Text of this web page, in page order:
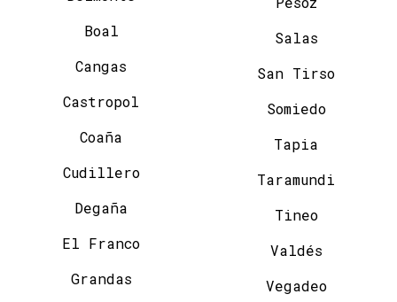
Boal
Cangas
Castropol
Coaña
Cudillero
Degaña
El Franco
Grandas
Salas
San Tirso
Somiedo
Tapia
Taramundi
Tineo
Valdés
Vegadeo